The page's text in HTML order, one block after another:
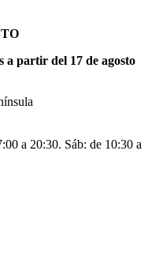
a partir del 17 de agosto
a 20:30. Sáb: de 10:30 a